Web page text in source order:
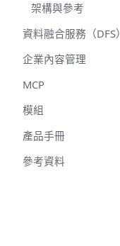
架構與參考
資料融合服務（DFS）
企業內容管理
MCP
模組
產品手冊
參考資料